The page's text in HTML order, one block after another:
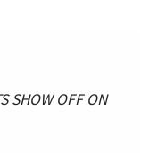
SHOW OFF ON